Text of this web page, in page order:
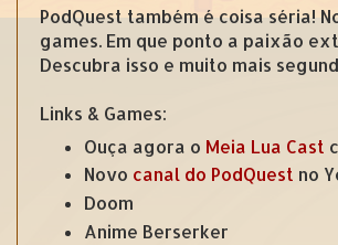
PodQuest também é coisa séria!
games. Em que ponto a paixão
Descubra isso e muito mais
Links & Games:
Ouça agora o Meia Lua Cast
Novo canal do PodQuest no
Doom
Anime Berserker